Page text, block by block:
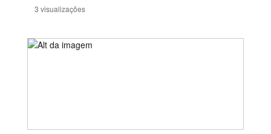
3 visualizações